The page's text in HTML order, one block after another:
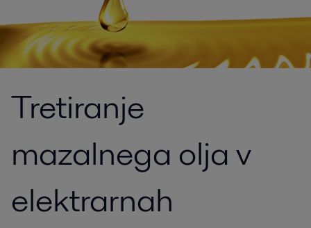
Tretiranje
mazalnega olja v
elektrarnah